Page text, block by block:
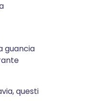
guancia
questi